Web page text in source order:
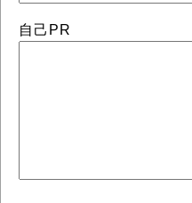
自己PR